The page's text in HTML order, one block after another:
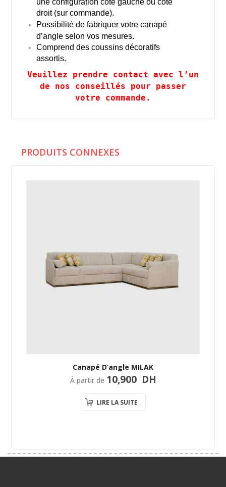
une configuration côté gauche ou côté
droit (sur commande).
Possibilité de fabriquer votre canapé
d’angle selon vos mesures.
Comprend des coussins décoratifs
assortis.
Veuillez prendre contact avec l’un
de nos conseillés pour passer
votre commande.
PRODUITS CONNEXES
Canapé D’angle MILAK
À partir de 10,900 DH
LIRE LA SUITE